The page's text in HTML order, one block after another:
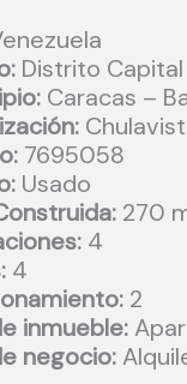
Distrito Capital
Caracas –
7695058
Usado
270
4
4
2
inmueble:
negocio: